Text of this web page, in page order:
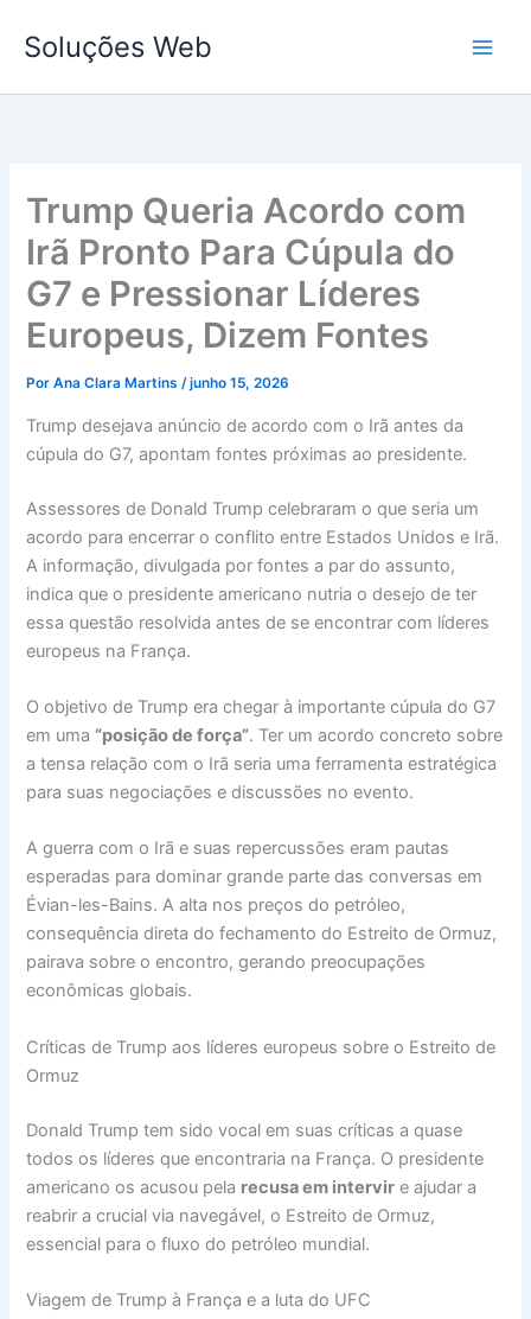
para
conteúdo
Soluções Web
Trump Queria Acordo com
Irã Pronto Para Cúpula do
G7 e Pressionar Líderes
Europeus, Dizem Fontes
PorAna Clara Martins/junho 15, 2026
Trump desejava anúncio de acordo com o Irã antes da
cúpula do G7, apontam fontes próximas ao presidente.
Assessores de Donald Trump celebraram o que seria um
acordo para encerrar o conflito entre Estados Unidos e Irã.
A informação, divulgada por fontes a par do assunto,
indica que o presidente americano nutria o desejo de ter
essa questão resolvida antes de se encontrar com líderes
europeus na França.
O objetivo de Trump era chegar à importante cúpula do G7
em uma “posição de força”. Ter um acordo concreto sobre
a tensa relação com o Irã seria uma ferramenta estratégica
para suas negociações e discussões no evento.
A guerra com o Irã e suas repercussões eram pautas
esperadas para dominar grande parte das conversas em
Évian-les-Bains. A alta nos preços do petróleo,
consequência direta do fechamento do Estreito de Ormuz,
pairava sobre o encontro, gerando preocupações
econômicas globais.
Críticas de Trump aos líderes europeus sobre o Estreito de
Ormuz
Donald Trump tem sido vocal em suas críticas a quase
todos os líderes que encontraria na França. O presidente
americano os acusou pela recusa em intervir e ajudar a
reabrir a crucial via navegável, o Estreito de Ormuz,
essencial para o fluxo do petróleo mundial.
Viagem de Trump à França e a luta do UFC